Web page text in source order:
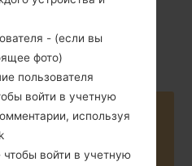
Октябрь, 2011
on Amazon
- (если вы
фото)
пользователя
войти в учетную
используя
чтобы войти в учетную